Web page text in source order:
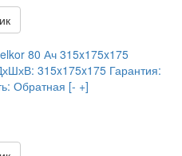
80 Ач 315x175x175
315x175x175 Гарантия:
Обратная [- +]